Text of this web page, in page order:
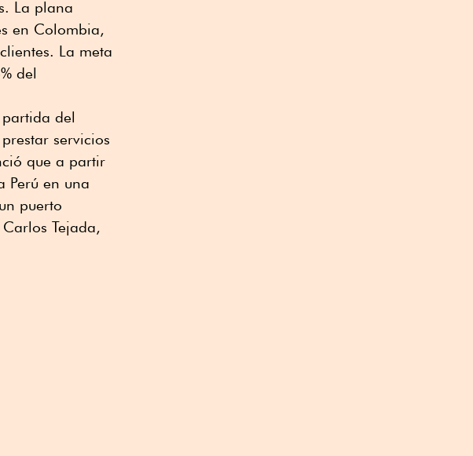
La plana
en Colombia,
La meta
del
del
servicios
que a partir
Perú en una
puerto
Tejada,